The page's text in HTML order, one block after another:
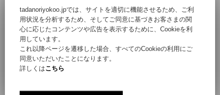
■受信メールボックスの
容量がいっぱいになっていないか。
■迷惑メールフォルダに入っていないか。
受信時に、「迷惑メールフォルダ」へ
自動的に振り分けられていることがございます。
tadanoriyokoo.jpでは、サイトを適切に機能させるため、ご利
用状況を分析するため、そしてご同意に基づきお客さまの関
心に応じたコンテンツや広告を表示するために、Cookieを利
用しています。
これ以降ページを遷移した場合、すべてのCookieの利用にご
同意いただいたことになります。
詳しくはこちら